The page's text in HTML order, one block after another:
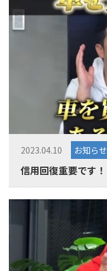
2023.04.10 お知らせ
信用回復重要です！